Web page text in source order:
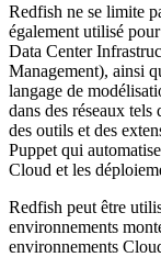
Redfish ne se limite
également utilisé
Data Center
Management), ainsi
langage de
dans des réseaux
des outils et des
Puppet qui
Cloud et les
Redfish peut être
environnements
environnements